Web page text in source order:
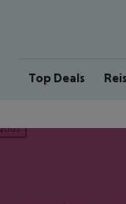
Top Deals